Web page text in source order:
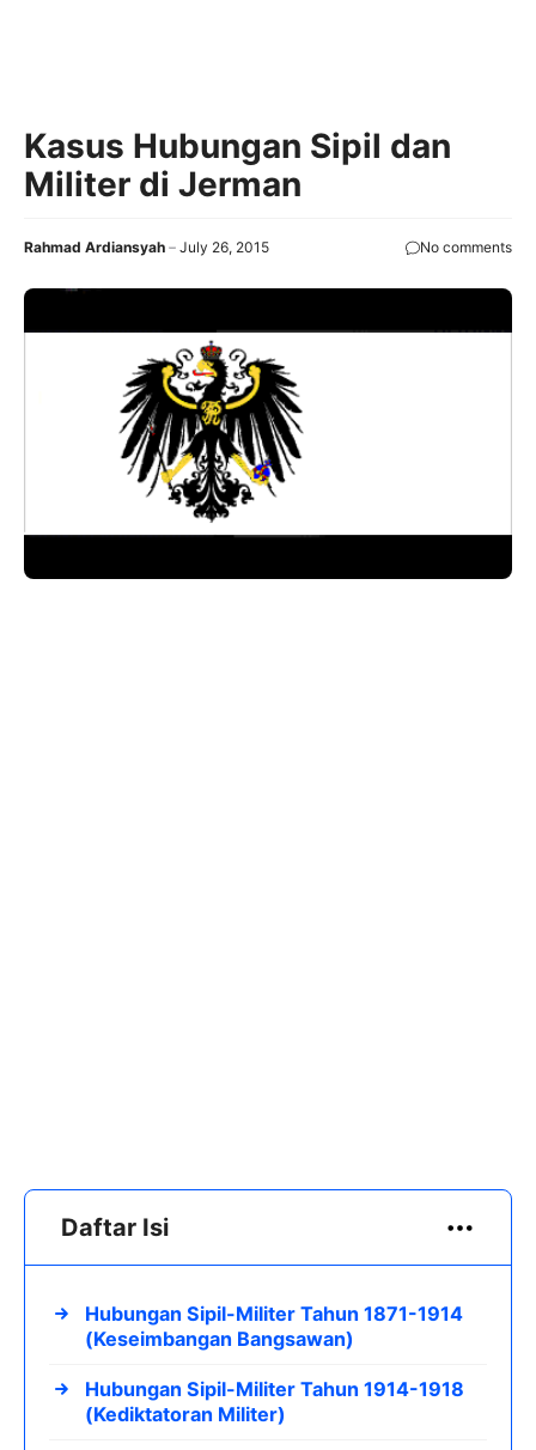
Kasus Hubungan Sipil dan
Militer di Jerman
Rahmad Ardiansyah July 26, 2015 No comments
Daftar Isi
Hubungan Sipil-Militer Tahun 1871-1914
(Keseimbangan Bangsawan)
Hubungan Sipil-Militer Tahun 1914-1918
(Kediktatoran Militer)